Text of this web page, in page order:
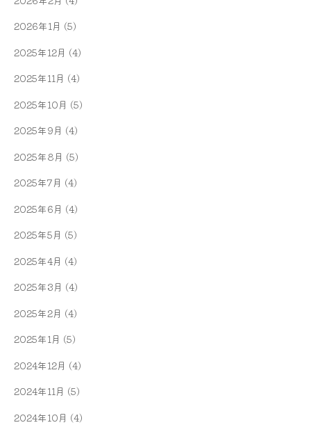
2026年1月 (5)
2025年12月 (4)
2025年11月 (4)
2025年10月 (5)
2025年9月 (4)
2025年8月 (5)
2025年7月 (4)
2025年6月 (4)
2025年5月 (5)
2025年4月 (4)
2025年3月 (4)
2025年2月 (4)
2025年1月 (5)
2024年12月 (4)
2024年11月 (5)
2024年10月 (4)